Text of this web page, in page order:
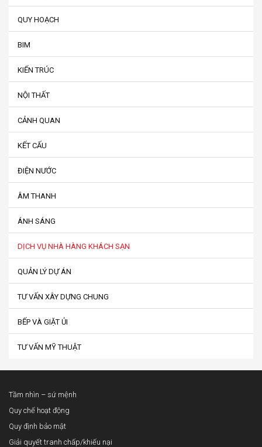
QUY HOẠCH
BIM
KIẾN TRÚC
NỘI THẤT
CẢNH QUAN
KẾT CẤU
ĐIỆN NƯỚC
ÂM THANH
ÁNH SÁNG
DỊCH VỤ NHÀ HÀNG KHÁCH SẠN
QUẢN LÝ DỰ ÁN
TƯ VẤN XÂY DỰNG CHUNG
BẾP VÀ GIẶT ỦI
TƯ VẤN MỸ THUẬT
Tầm nhìn – sứ mệnh
Quy chế hoạt động
Quy định bảo mật
Giải quyết tranh chấp/khiếu nại